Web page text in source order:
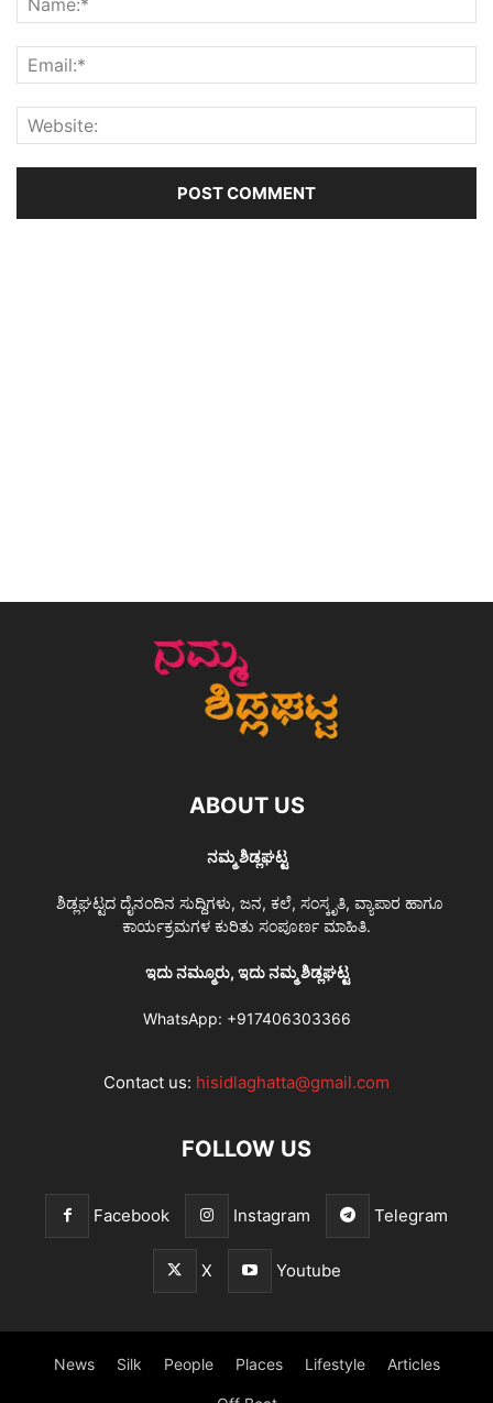
ABOUT US
ನಮ್ಮ ಶಿಡ್ಲಘಟ್ಟ
ಶಿಡ್ಲಘಟ್ಟದ ದೈನಂದಿನ ಸುದ್ದಿಗಳು, ಜನ, ಕಲೆ, ಸಂಸ್ಕೃತಿ, ವ್ಯಾಪಾರ ಹಾಗೂ
ಕಾರ್ಯಕ್ರಮಗಳ ಕುರಿತು ಸಂಪೂರ್ಣ ಮಾಹಿತಿ.
ಇದು ನಮ್ಮೂರು, ಇದು ನಮ್ಮ ಶಿಡ್ಲಘಟ್ಟ
WhatsApp: +917406303366
Contact us: hisidlaghatta@gmail.com
FOLLOW US
Facebook Instagram Telegram
X Youtube
News Silk People Places Lifestyle Articles